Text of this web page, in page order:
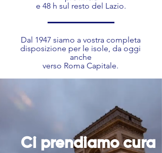
e 48 h sul resto del Lazio.
Dal 1947 siamo a vostra completa
disposizione per le isole, da oggi
anche
verso Roma Capitale.
Ci prendiamo cura